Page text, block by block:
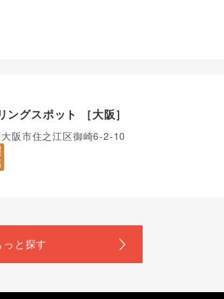
グスポット ［大阪］
阪市住之江区御崎6-2-10